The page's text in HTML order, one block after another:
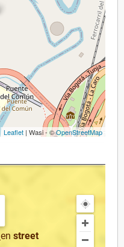
Leaflet | Wasi - ©OpenStreetMap
en street